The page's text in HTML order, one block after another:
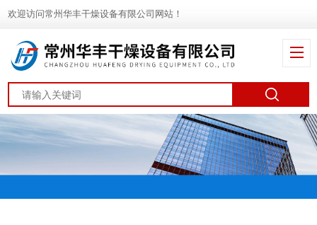
欢迎访问常州华丰干燥设备有限公司网站！